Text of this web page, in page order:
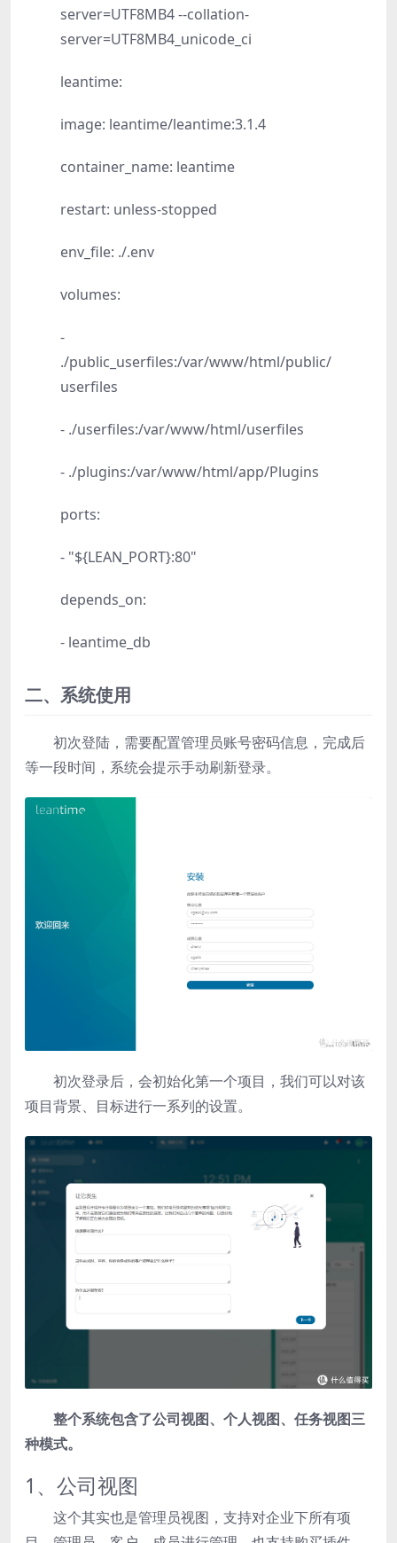
server=UTF8MB4 --collation-
server=UTF8MB4_unicode_ci
leantime:
image: leantime/leantime:3.1.4
container_name: leantime
restart: unless-stopped
env_file: ./.env
volumes:
-
./public_userfiles:/var/www/html/public/
userfiles
- ./userfiles:/var/www/html/userfiles
- ./plugins:/var/www/html/app/Plugins
ports:
- "${LEAN_PORT}:80"
depends_on:
- leantime_db
二、系统使用
初次登陆，需要配置管理员账号密码信息，完成后
等一段时间，系统会提示手动刷新登录。
初次登录后，会初始化第一个项目，我们可以对该
项目背景、目标进行一系列的设置。
整个系统包含了公司视图、个人视图、任务视图三
种模式。
1、公司视图
这个其实也是管理员视图，支持对企业下所有项